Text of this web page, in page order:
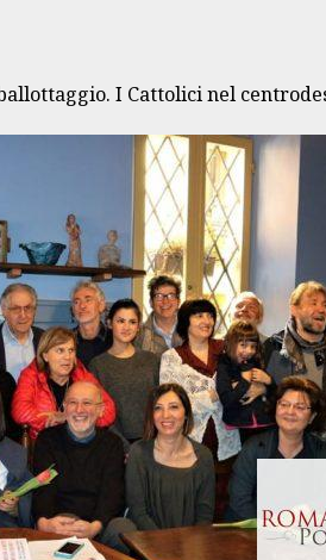
I Cattolici nel